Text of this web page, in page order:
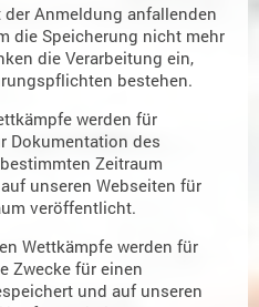
Anmeldung anfallenden
die Speicherung nicht mehr
die Verarbeitung ein,
bestehen.
werden für
Dokumentation des
Zeitraum
unseren Webseiten für
veröffentlicht.
Wettkämpfe werden für
Zwecke für einen
und auf unseren